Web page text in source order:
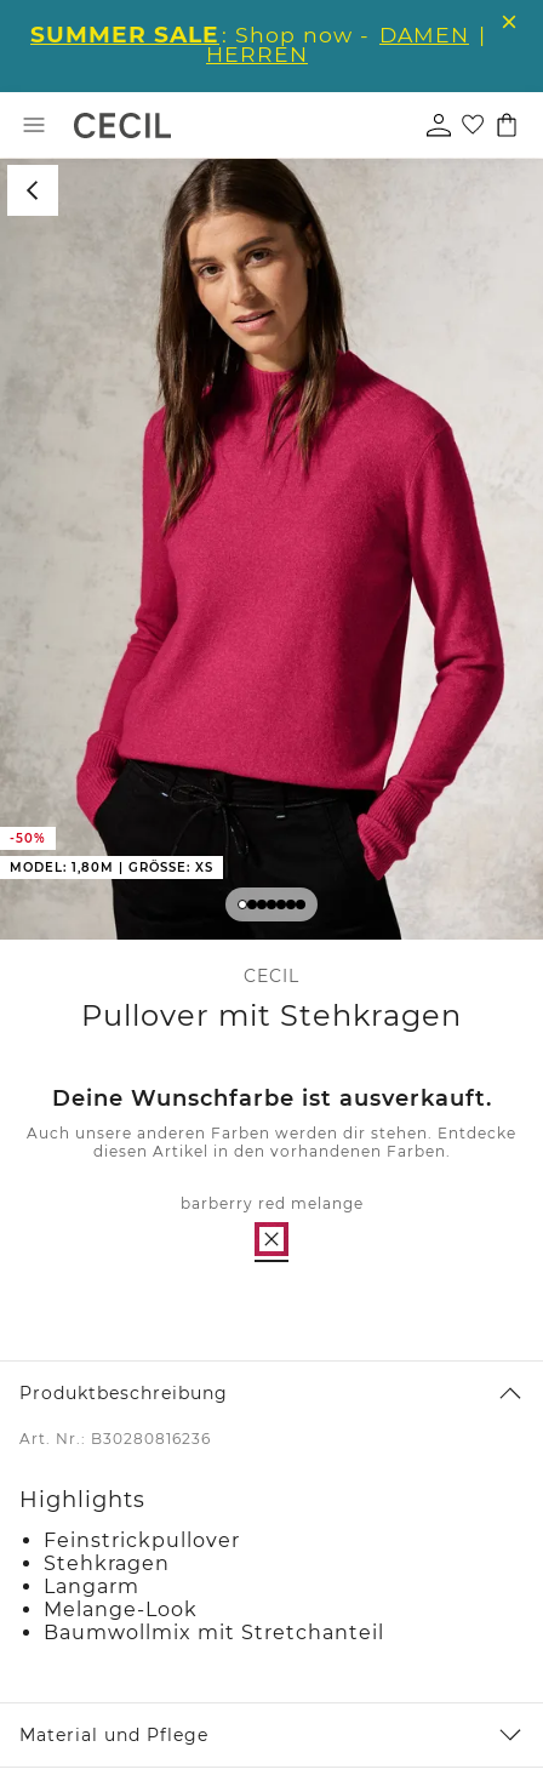
SUMMER SALE : Shop now - DAMEN |
HERREN
-50%
MODEL: 1,80M | GRÖSSE: XS
CECIL
Pullover mit Stehkragen
Deine Wunschfarbe ist ausverkauft.
Auch unsere anderen Farben werden dir stehen. Entdecke
diesen Artikel in den vorhandenen Farben.
barberry red melange
Produktbeschreibung
Art. Nr.: B30280816236
Highlights
Feinstrickpullover
Stehkragen
Langarm
Melange-Look
Baumwollmix mit Stretchanteil
Material und Pflege